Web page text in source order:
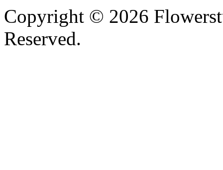
Copyright © 2026
Reserved.